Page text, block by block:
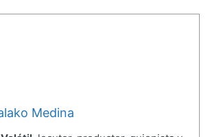
Medina